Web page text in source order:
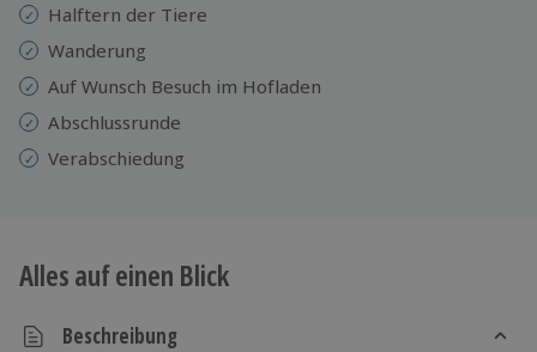
Halftern der Tiere
Wanderung
Auf Wunsch Besuch im Hofladen
Abschlussrunde
Verabschiedung
Alles auf einen Blick
Beschreibung